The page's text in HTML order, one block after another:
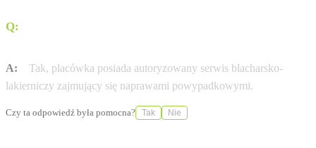
Q:
A:
Tak, placówka posiada autoryzowany serwis blacharsko-
lakierniczy zajmujący się naprawami powypadkowymi.
Czy ta odpowiedź była pomocna? Tak Nie